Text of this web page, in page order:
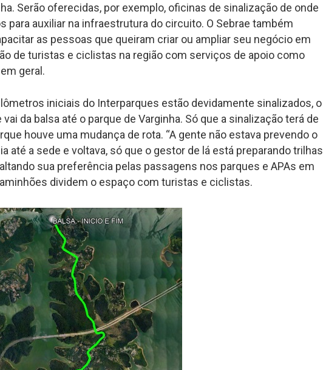
Serão oferecidas, por exemplo, oficinas de sinalização de onde
para auxiliar na infraestrutura do circuito. O Sebrae também
as pessoas que queiram criar ou ampliar seu negócio em
de turistas e ciclistas na região com serviços de apoio como
geral.
iniciais do Interparques estão devidamente sinalizados, o
da balsa até o parque de Varginha. Só que a sinalização terá de
houve uma mudança de rota. “A gente não estava prevendo o
até a sede e voltava, só que o gestor de lá está preparando trilhas
sua preferência pelas passagens nos parques e APAs em
dividem o espaço com turistas e ciclistas.